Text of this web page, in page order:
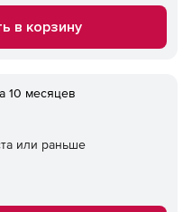
в корзину
10 месяцев
или раньше